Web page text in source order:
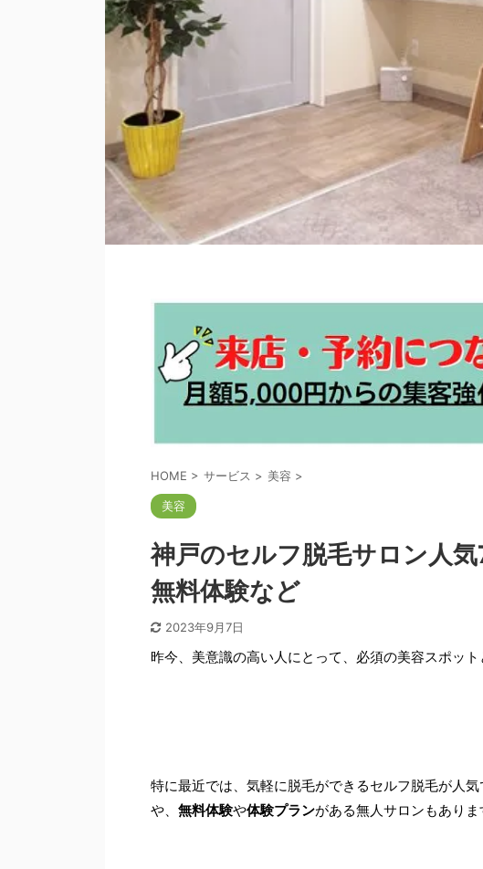
HOME > サービス > 美容 >
美容
神戸のセルフ脱毛サロン人
無料体験など
2023年9月7日
昨今、美意識の高い人にとって、必須の美容スポット
特に最近では、気軽に脱毛ができるセルフ脱毛が人
や、 無料体験や体験プランがある無人サロンもありま